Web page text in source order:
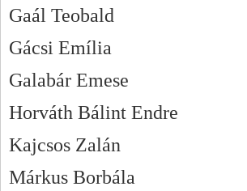
Gaál Teobald
Gácsi Emília
Galabár Emese
Horváth Bálint Endre
Kajcsos Zalán
Márkus Borbála